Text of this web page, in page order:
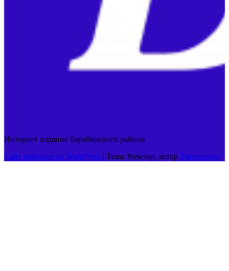
Интернет издание Барабинского района
Сайт работает на WordPress | Тема: Newsup, автор Themeansar